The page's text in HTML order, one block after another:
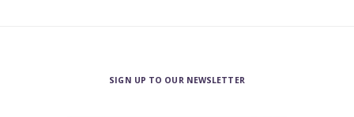
SIGN UP TO OUR NEWSLETTER